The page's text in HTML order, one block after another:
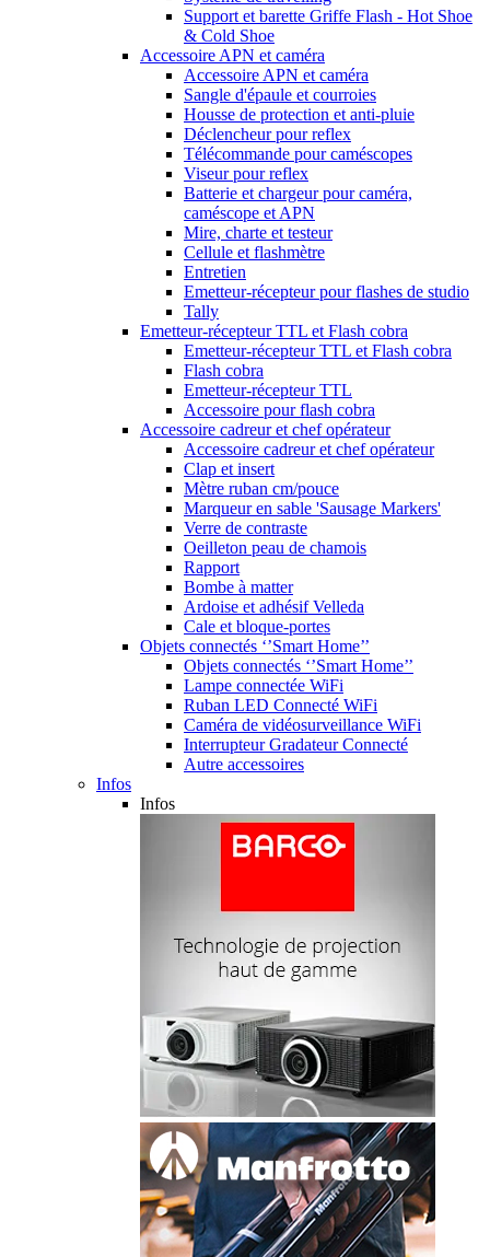
Support et barette Griffe Flash - Hot Shoe
& Cold Shoe
Accessoire APN et caméra
Accessoire APN et caméra
Sangle d'épaule et courroies
Housse de protection et anti-pluie
Déclencheur pour reflex
Télécommande pour caméscopes
Viseur pour reflex
Batterie et chargeur pour caméra,
caméscope et APN
Mire, charte et testeur
Cellule et flashmètre
Entretien
Emetteur-récepteur pour flashes de studio
Tally
Emetteur-récepteur TTL et Flash cobra
Emetteur-récepteur TTL et Flash cobra
Flash cobra
Emetteur-récepteur TTL
Accessoire pour flash cobra
Accessoire cadreur et chef opérateur
Accessoire cadreur et chef opérateur
Clap et insert
Mètre ruban cm/pouce
Marqueur en sable 'Sausage Markers'
Verre de contraste
Oeilleton peau de chamois
Rapport
Bombe à matter
Ardoise et adhésif Velleda
Cale et bloque-portes
Objets connectés ‘’Smart Home’’
Objets connectés ‘’Smart Home’’
Lampe connectée WiFi
Ruban LED Connecté WiFi
Caméra de vidéosurveillance WiFi
Interrupteur Gradateur Connecté
Autre accessoires
Infos
Infos